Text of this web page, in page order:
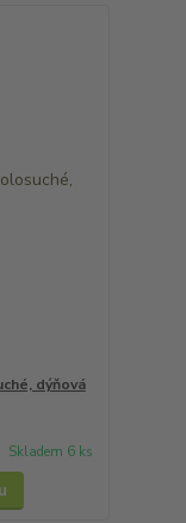
dýňová
Skladem 6 ks